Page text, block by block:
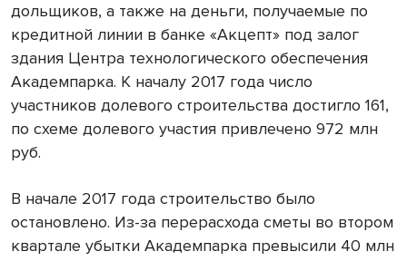
дольщиков, а также на деньги, получаемые по
кредитной линии в банке «Акцепт» под залог
здания Центра технологического обеспечения
Академпарка. К началу 2017 года число
участников долевого строительства достигло 161,
по схеме долевого участия привлечено 972 млн
руб.
В начале 2017 года строительство было
остановлено. Из-за перерасхода сметы во втором
квартале убытки Академпарка превысили 40 млн